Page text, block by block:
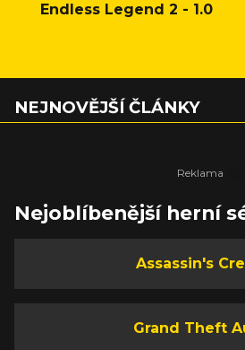
Endless Legend 2 - 1.0
NEJNOVĚJŠÍ ČLÁNKY
Nejoblíbenější herní
Assassin's
Grand Theft